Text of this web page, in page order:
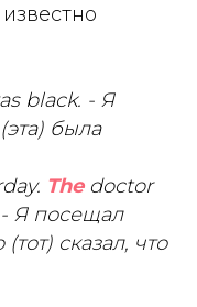
black. - Я
была
Thedoctor
Я посещал
сказал, что